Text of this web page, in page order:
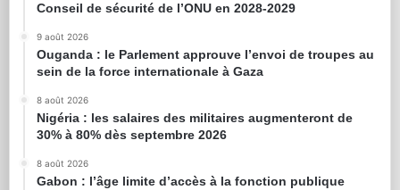
Conseil de sécurité de l’ONU en 2028-2029
9 août 2026
Ouganda : le Parlement approuve l’envoi de troupes au
sein de la force internationale à Gaza
8 août 2026
Nigéria : les salaires des militaires augmenteront de
30% à 80% dès septembre 2026
8 août 2026
Gabon : l’âge limite d’accès à la fonction publique